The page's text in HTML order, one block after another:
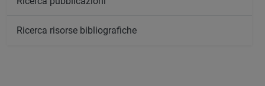
Ricerca risorse bibliografiche